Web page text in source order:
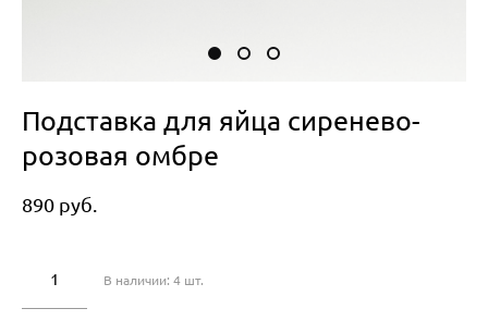
Подставка для яйца сиренево-
розовая омбре
890 pуб.
В наличии: 4 шт.